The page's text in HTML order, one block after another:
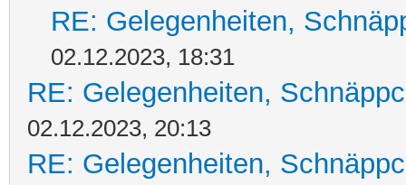
RE: Gelegenheiten,
02.12.2023, 18:31
RE: Gelegenheiten,
02.12.2023, 20:13
RE: Gelegenheiten,